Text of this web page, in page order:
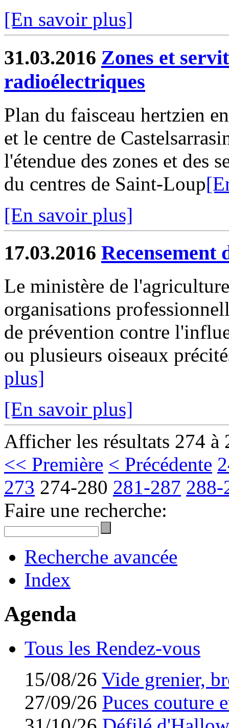
[En savoir plus]
31.03.2016 Zones et
radioélectriques
Plan du faisceau hertzien
et le centre de
l'étendue des zones et des
du centres de Saint-Loup
[En savoir plus]
17.03.2016 Recensement
Le ministère de
organisations
de prévention contre
ou plusieurs oiseaux
plus]
[En savoir plus]
Afficher les résultats 274 à
<< Première < Précédente
273 274-280 281-287 288-
Faire une recherche:
Recherche avancée
Index
Agenda
Tous les Rendez-vous
15/08/26 Vide grenier,
27/09/26 Puces couture